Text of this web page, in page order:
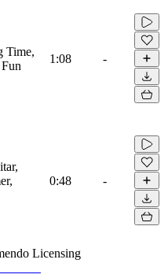
Time,
1:08 -
0:48 -
Licensing